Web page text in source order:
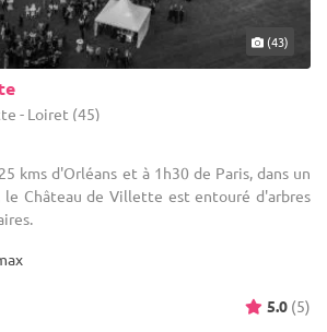
(43)
- Loiret (45)
kms d'Orléans et à 1h30 de Paris, dans un
le Château de Villette est entouré d'arbres
5.0 (5)